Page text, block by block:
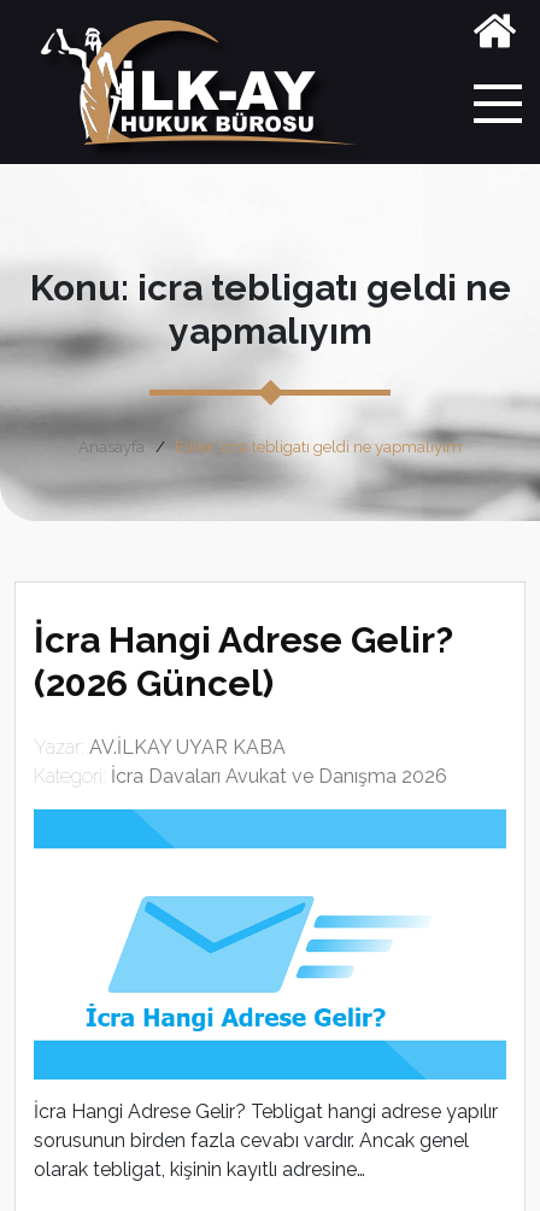
Konu: icra tebligatı geldi ne
yapmalıyım
Anasayfa Etiket: icra tebligatı geldi ne yapmalıyım
İcra Hangi Adrese Gelir?
(2026 Güncel)
Yazar: AV.İLKAY UYAR KABA
Kategori: İcra Davaları Avukat ve Danışma 2026
İcra Hangi Adrese Gelir? Tebligat hangi adrese yapılır
sorusunun birden fazla cevabı vardır. Ancak genel
olarak tebligat, kişinin kayıtlı adresine…